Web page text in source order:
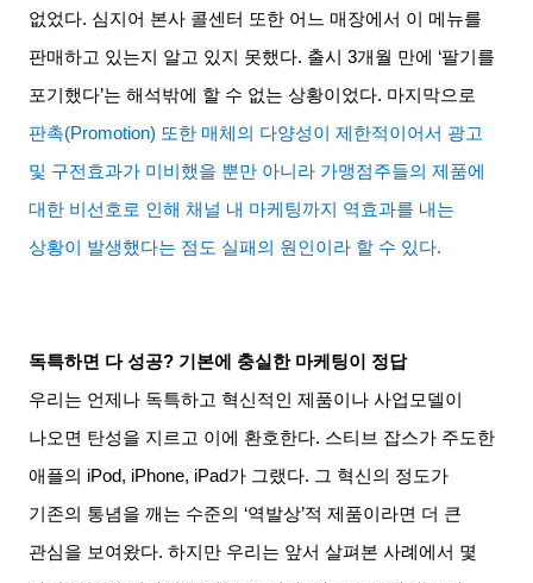
없었다. 심지어 본사 콜센터 또한 어느 매장에서 이 메뉴를
판매하고 있는지 알고 있지 못했다. 출시 3개월 만에 ‘팔기를
포기했다’는 해석밖에 할 수 없는 상황이었다. 마지막으로
판촉(Promotion) 또한 매체의 다양성이 제한적이어서 광고
및 구전효과가 미비했을 뿐만 아니라 가맹점주들의 제품에
대한 비선호로 인해 채널 내 마케팅까지 역효과를 내는
상황이 발생했다는 점도 실패의 원인이라 할 수 있다.
독특하면 다 성공? 기본에 충실한 마케팅이 정답
우리는 언제나 독특하고 혁신적인 제품이나 사업모델이
나오면 탄성을 지르고 이에 환호한다. 스티브 잡스가 주도한
애플의 iPod, iPhone, iPad가 그랬다. 그 혁신의 정도가
기존의 통념을 깨는 수준의 ‘역발상’적 제품이라면 더 큰
관심을 보여왔다.하지만 우리는 앞서 살펴본 사례에서 몇